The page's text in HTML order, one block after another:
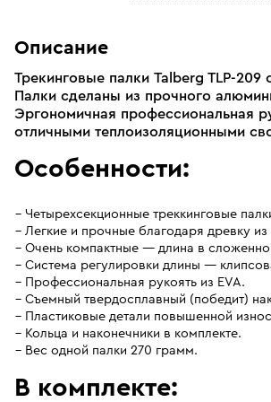
Описание
Трекинговые палки Talberg TLP-
Палки сделаны из прочного
Эргономичная профессиональная
отличными теплоизоляционными
Особенности:
Четырехсекционные треккинговые
Легкие и прочные благодаря древку
Очень компактные — длина в
Система регулировки длины —
Профессиональная рукоять из EVA.
Съемный твердосплавный (победит)
Пластиковые детали повышенной
Кольца и наконечники в комплекте.
Вес одной палки 270 грамм.
В комплекте: